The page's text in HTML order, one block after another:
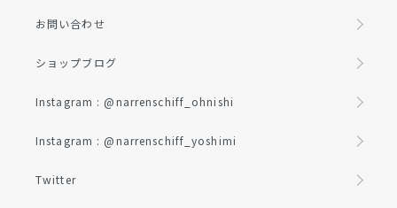
お問い合わせ
ショップブログ
Instagram : @narrenschiff_ohnishi
Instagram : @narrenschiff_yoshimi
Twitter